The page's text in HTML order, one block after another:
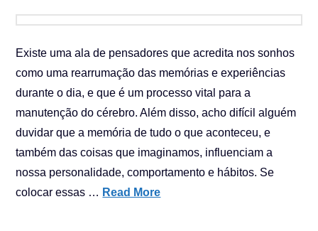
Existe uma ala de pensadores que acredita nos sonhos
como uma rearrumação das memórias e experiências
durante o dia, e que é um processo vital para a
manutenção do cérebro. Além disso, acho difícil alguém
duvidar que a memória de tudo o que aconteceu, e
também das coisas que imaginamos, influenciam a
nossa personalidade, comportamento e hábitos. Se
colocar essas … Read More